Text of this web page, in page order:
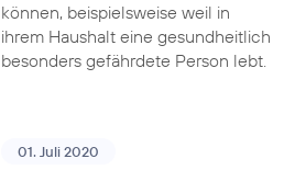
können, beispielsweise weil in
ihrem Haushalt eine gesundheitlich
besonders gefährdete Person lebt.
01. Juli 2020